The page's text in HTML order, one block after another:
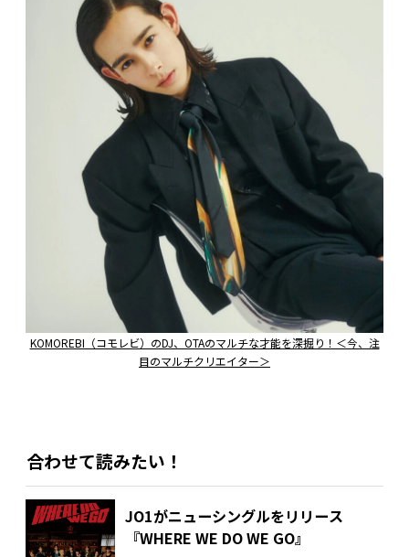
KOMOREBI（コモレビ）のDJ、OTAのマルチな才能を深掘り！＜今、注
目のマルチクリエイター＞
合わせて読みたい！
JO1がニューシングルをリリース
『WHERE WE DO WE GO』